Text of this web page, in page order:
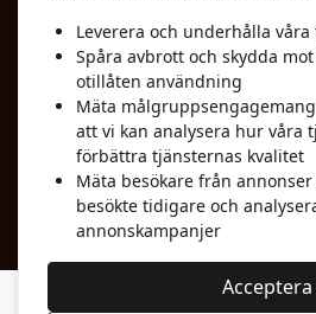
info@maserfrakt.se
0243-25
70 00
Reklamation
Certifikat
Faktureringsadress
Kamerabevakning
Track and
Trace
DMT
Leverera och underhålla
Spåra avbrott och skydda
otillåten användning
Mäta
att vi kan analysera hur våra
förbättra tjänsternas kvalitet
Mäta besökare från
besökte tidigare och
annonskampanjer
Acceptera